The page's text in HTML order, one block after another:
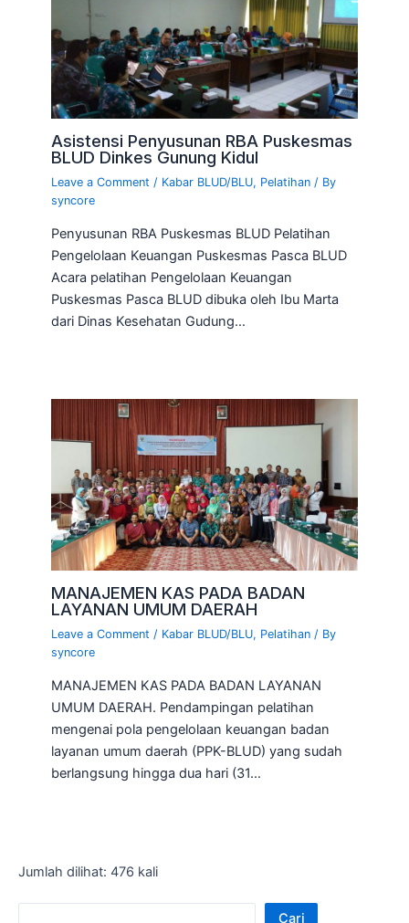
Asistensi Penyusunan RBA Puskesmas
BLUD Dinkes Gunung Kidul
Leave a Comment / Kabar BLUD/BLU, Pelatihan / By
syncore
Penyusunan RBA Puskesmas BLUD Pelatihan
Pengelolaan Keuangan Puskesmas Pasca BLUD
Acara pelatihan Pengelolaan Keuangan
Puskesmas Pasca BLUD dibuka oleh Ibu Marta
dari Dinas Kesehatan Gudung…
MANAJEMEN KAS PADA BADAN
LAYANAN UMUM DAERAH
Leave a Comment / Kabar BLUD/BLU, Pelatihan / By
syncore
MANAJEMEN KAS PADA BADAN LAYANAN
UMUM DAERAH. Pendampingan pelatihan
mengenai pola pengelolaan keuangan badan
layanan umum daerah (PPK-BLUD) yang sudah
berlangsung hingga dua hari (31…
Jumlah dilihat: 476 kali
Cari